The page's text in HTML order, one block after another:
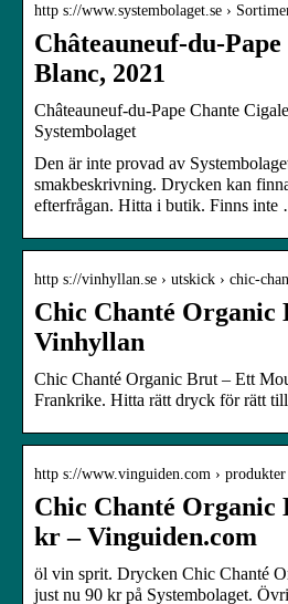
http s://www.systembolaget.se ›
Châteauneuf-du-
Blanc, 2021
Châteauneuf-du-Pape Chante
Systembolaget
Den är inte provad av
smakbeskrivning. Drycken kan
efterfrågan. Hitta i butik. Finns
http s://vinhyllan.se › utskick › chic-
Chic Chanté Organic
Vinhyllan
Chic Chanté Organic Brut – Ett
Frankrike. Hitta rätt dryck för rätt
http s://www.vinguiden.com › produkter
Chic Chanté Organic
kr – Vinguiden.com
öl vin sprit. Drycken Chic Chanté
just nu 90 kr på Systembolaget.